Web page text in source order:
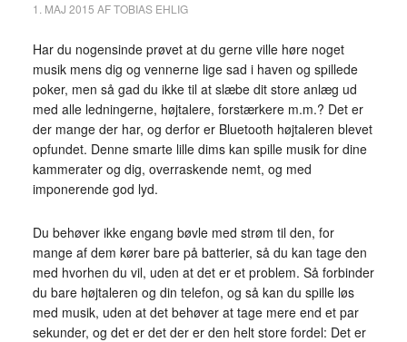
1. MAJ 2015 AFTOBIAS EHLIG
Har du nogensinde prøvet at du gerne ville høre noget
musik mens dig og vennerne lige sad i haven og spillede
poker, men så gad du ikke til at slæbe dit store anlæg ud
med alle ledningerne, højtalere, forstærkere m.m.? Det er
der mange der har, og derfor er Bluetooth højtaleren blevet
opfundet. Denne smarte lille dims kan spille musik for dine
kammerater og dig, overraskende nemt, og med
imponerende god lyd.
Du behøver ikke engang bøvle med strøm til den, for
mange af dem kører bare på batterier, så du kan tage den
med hvorhen du vil, uden at det er et problem. Så forbinder
du bare højtaleren og din telefon, og så kan du spille løs
med musik, uden at det behøver at tage mere end et par
sekunder, og det er det der er den helt store fordel: Det er